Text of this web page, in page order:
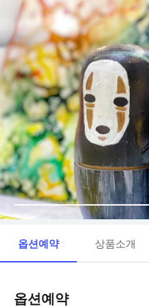
옵션예약 상품소개
옵션예약